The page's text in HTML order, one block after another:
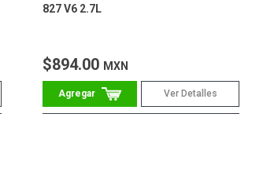
827 V6 2.7L
$894.00 MXN
Ver Detalles